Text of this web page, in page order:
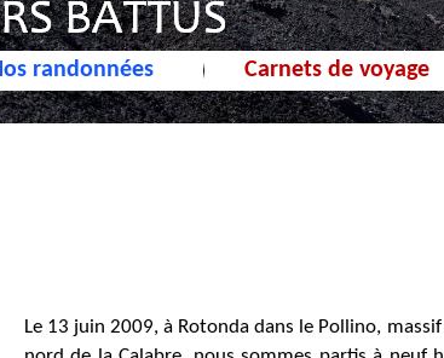
randonnées Carnets de voyage
Le 13 juin 2009, à Rotonda dans le Pollino,